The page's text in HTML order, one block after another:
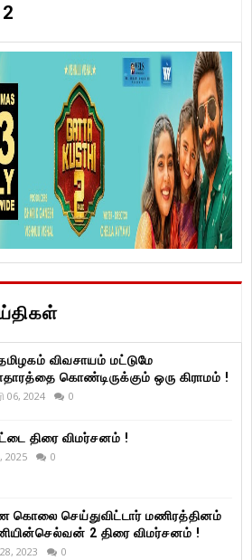
விவசாயம் மட்டுமே
கொண்டிருக்கும் ஒரு கிராமம் !
06, 2024 0
திரை விமர்சனம் !
2025 0
கொலை செய்துவிட்டார் மணிரத்தினம்
2 திரை விமர்சனம் !
2023 0